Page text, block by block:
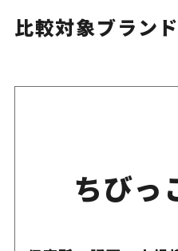
比較対象ブラン
ちびっ